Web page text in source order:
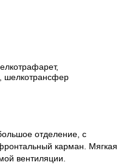
шелкотрансфер
отделение, с
карман. Мягкая
вентиляции.